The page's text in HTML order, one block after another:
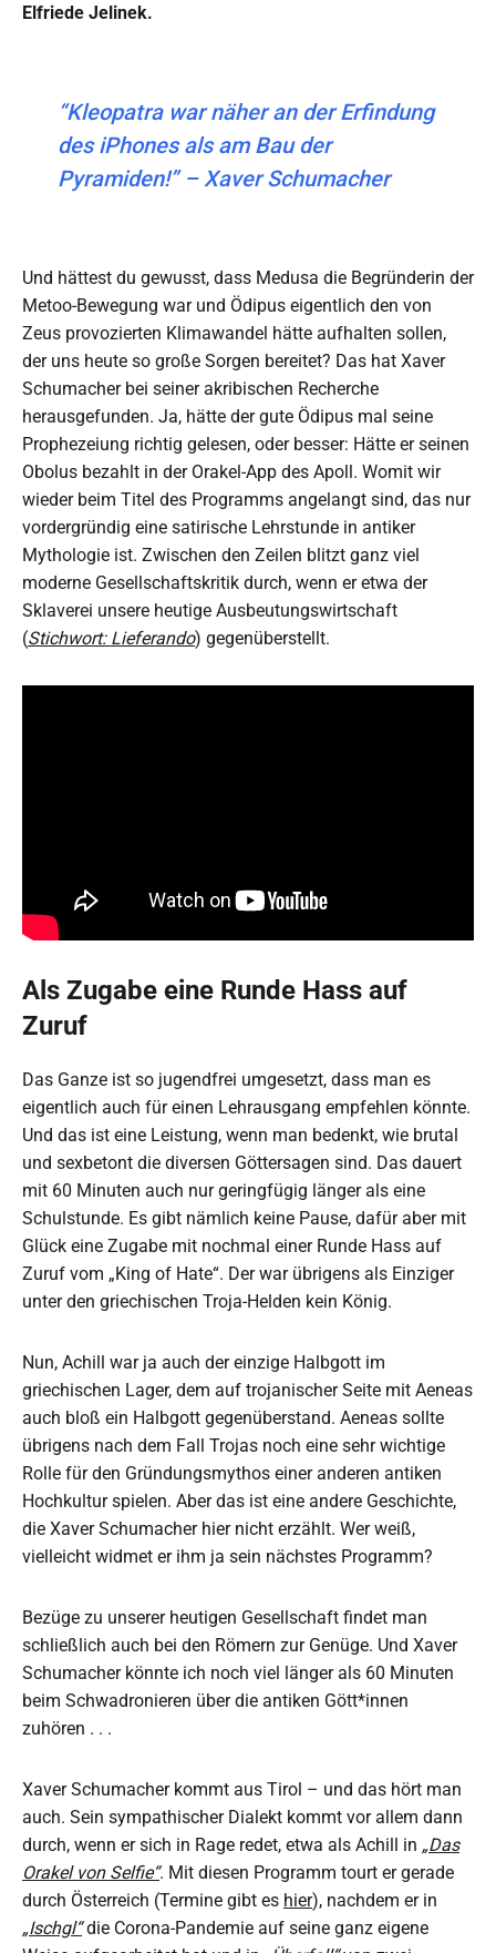
Elfriede Jelinek.
“Kleopatra war näher an der Erfindung
des iPhones als am Bau der
Pyramiden!” – Xaver Schumacher
Und hättest du gewusst, dass Medusa die Begründerin der
Metoo-Bewegung war und Ödipus eigentlich den von
Zeus provozierten Klimawandel hätte aufhalten sollen,
der uns heute so große Sorgen bereitet? Das hat Xaver
Schumacher bei seiner akribischen Recherche
herausgefunden. Ja, hätte der gute Ödipus mal seine
Prophezeiung richtig gelesen, oder besser: Hätte er seinen
Obolus bezahlt in der Orakel-App des Apoll. Womit wir
wieder beim Titel des Programms angelangt sind, das nur
vordergründig eine satirische Lehrstunde in antiker
Mythologie ist. Zwischen den Zeilen blitzt ganz viel
moderne Gesellschaftskritik durch, wenn er etwa der
Sklaverei unsere heutige Ausbeutungswirtschaft
(Stichwort: Lieferando) gegenüberstellt.
Als Zugabe eine Runde Hass auf
Zuruf
Das Ganze ist so jugendfrei umgesetzt, dass man es
eigentlich auch für einen Lehrausgang empfehlen könnte.
Und das ist eine Leistung, wenn man bedenkt, wie brutal
und sexbetont die diversen Göttersagen sind. Das dauert
mit 60 Minuten auch nur geringfügig länger als eine
Schulstunde. Es gibt nämlich keine Pause, dafür aber mit
Glück eine Zugabe mit nochmal einer Runde Hass auf
Zuruf vom „King of Hate“. Der war übrigens als Einziger
unter den griechischen Troja-Helden kein König.
Nun, Achill war ja auch der einzige Halbgott im
griechischen Lager, dem auf trojanischer Seite mit Aeneas
auch bloß ein Halbgott gegenüberstand. Aeneas sollte
übrigens nach dem Fall Trojas noch eine sehr wichtige
Rolle für den Gründungsmythos einer anderen antiken
Hochkultur spielen. Aber das ist eine andere Geschichte,
die Xaver Schumacher hier nicht erzählt. Wer weiß,
vielleicht widmet er ihm ja sein nächstes Programm?
Bezüge zu unserer heutigen Gesellschaft findet man
schließlich auch bei den Römern zur Genüge. Und Xaver
Schumacher könnte ich noch viel länger als 60 Minuten
beim Schwadronieren über die antiken Gött*innen
zuhören . . .
Xaver Schumacher kommt aus Tirol – und das hört man
auch. Sein sympathischer Dialekt kommt vor allem dann
durch, wenn er sich in Rage redet, etwa als Achill in „Das
Orakel von Selfie“. Mit diesen Programm tourt er gerade
durch Österreich (Termine gibt es hier), nachdem er in
„Ischgl“die Corona-Pandemie auf seine ganz eigene